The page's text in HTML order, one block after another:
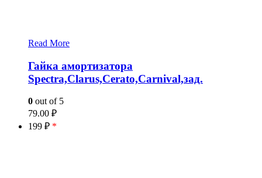
Read More
Гайка амортизатора
Spectra,Clarus,Cerato,Carnival,зад.
0 out of 5
79.00 ₽
199 ₽ *